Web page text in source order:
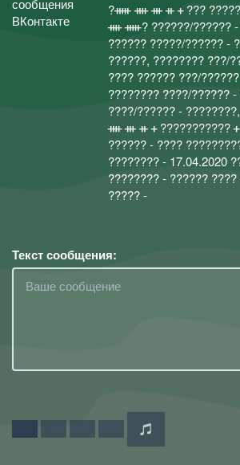
?︎ᚔ ᚓ ᚒ ᚑ ᚐ ???
ᚓ ᚔ?︎ ??????/?????? -
?????? ?????/?????? -
??????, ???????? ???/
???? ?????? ???/
???????? ????/??????
????/?????? -
ᚓ ᚒ ᚑ ᚐ
?????? - ????
???????? - 17.04.2020
???????? - ??????
????? -
Текст сообщения: